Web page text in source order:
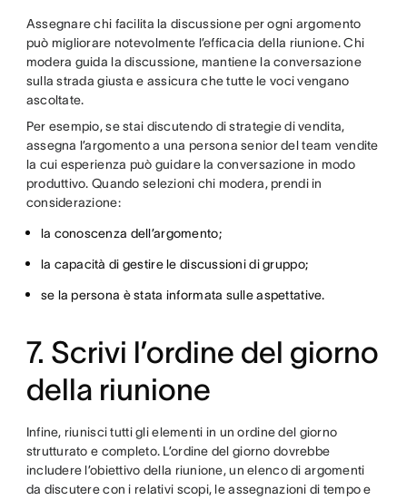
Assegnare chi facilita la discussione per ogni argomento
può migliorare notevolmente l’efficacia della riunione. Chi
modera guida la discussione, mantiene la conversazione
sulla strada giusta e assicura che tutte le voci vengano
ascoltate.
Per esempio, se stai discutendo di strategie di vendita,
assegna l’argomento a una persona senior del team vendite
la cui esperienza può guidare la conversazione in modo
produttivo. Quando selezioni chi modera, prendi in
considerazione:
la conoscenza dell’argomento;
la capacità di gestire le discussioni di gruppo;
se la persona è stata informata sulle aspettative.
7. Scrivi l’ordine del giorno
della riunione
Infine, riunisci tutti gli elementi in un ordine del giorno
strutturato e completo. L’ordine del giorno dovrebbe
includere l’obiettivo della riunione, un elenco di argomenti
da discutere con i relativi scopi, le assegnazioni di tempo e